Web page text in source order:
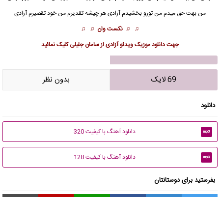
من بهت حق میدم من تورو بخشیدم آزادی هر چیشه تقدیرم من خود تقصیرم آزادی
♫ ♫ نکست وان ♫ ♫
جهت دانلودموزیکویدئو آزادی ازسامان جلیلی کلیک نمائید
69 لایک بدون نظر
دانلود
mp3 دانلود آهنگ با کیفیت 320
mp3 دانلود آهنگ با کیفیت 128
بفرستید برای دوستانتان